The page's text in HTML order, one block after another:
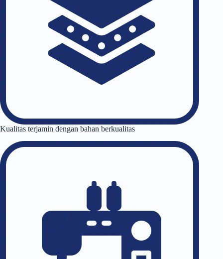
Kualitas terjamin dengan bahan berkualitas